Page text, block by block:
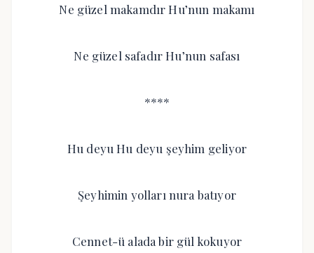
Ne güzel makamdır Hu’nun makamı
Ne güzel safadır Hu’nun safası
****
Hu deyu Hu deyu şeyhim geliyor
Şeyhimin yolları nura batıyor
Cennet-ü alada bir gül kokuyor